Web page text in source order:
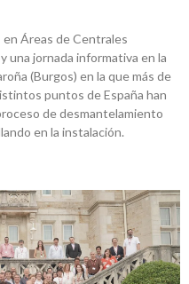
en Áreas de Centrales
una jornada informativa en la
(Burgos) en la que más de
puntos de España han
de desmantelamiento
en la instalación.